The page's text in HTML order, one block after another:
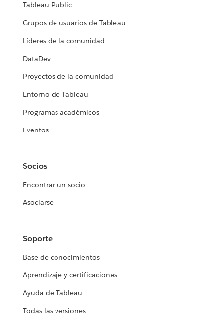
Tableau Public
Grupos de usuarios de Tableau
Líderes de la comunidad
DataDev
Proyectos de la comunidad
Entorno de Tableau
Programas académicos
Eventos
Socios
Encontrar un socio
Asociarse
Soporte
Base de conocimientos
Aprendizaje y certificaciones
Ayuda de Tableau
Todas las versiones